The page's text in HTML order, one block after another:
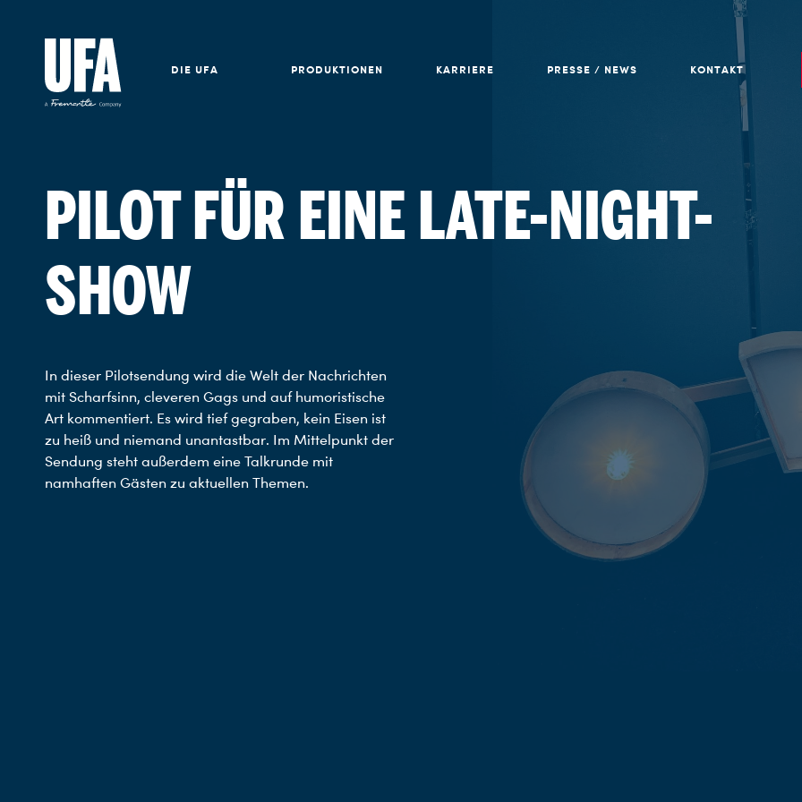
DIE UFA PRODUKTIONEN KARRIERE PRESSE / NEWS KONTAKT
PILOT FÜR EINE LATE-NIGHT-
SHOW
In dieser Pilotsendung wird die Welt der Nachrichten
mit Scharfsinn, cleveren Gags und auf humoristische
Art kommentiert. Es wird tief gegraben, kein Eisen ist
zu heiß und niemand unantastbar. Im Mittelpunkt der
Sendung steht außerdem eine Talkrunde mit
namhaften Gästen zu aktuellen Themen.